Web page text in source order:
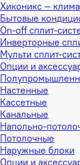
Хиконикс —
Бытовые
On-off сплит-
Инверторные
Мульти сплит-
Опции и
Настенные
Кассетные
Канальные
Напольно-
Потолочные
Наружные блоки
Опции и